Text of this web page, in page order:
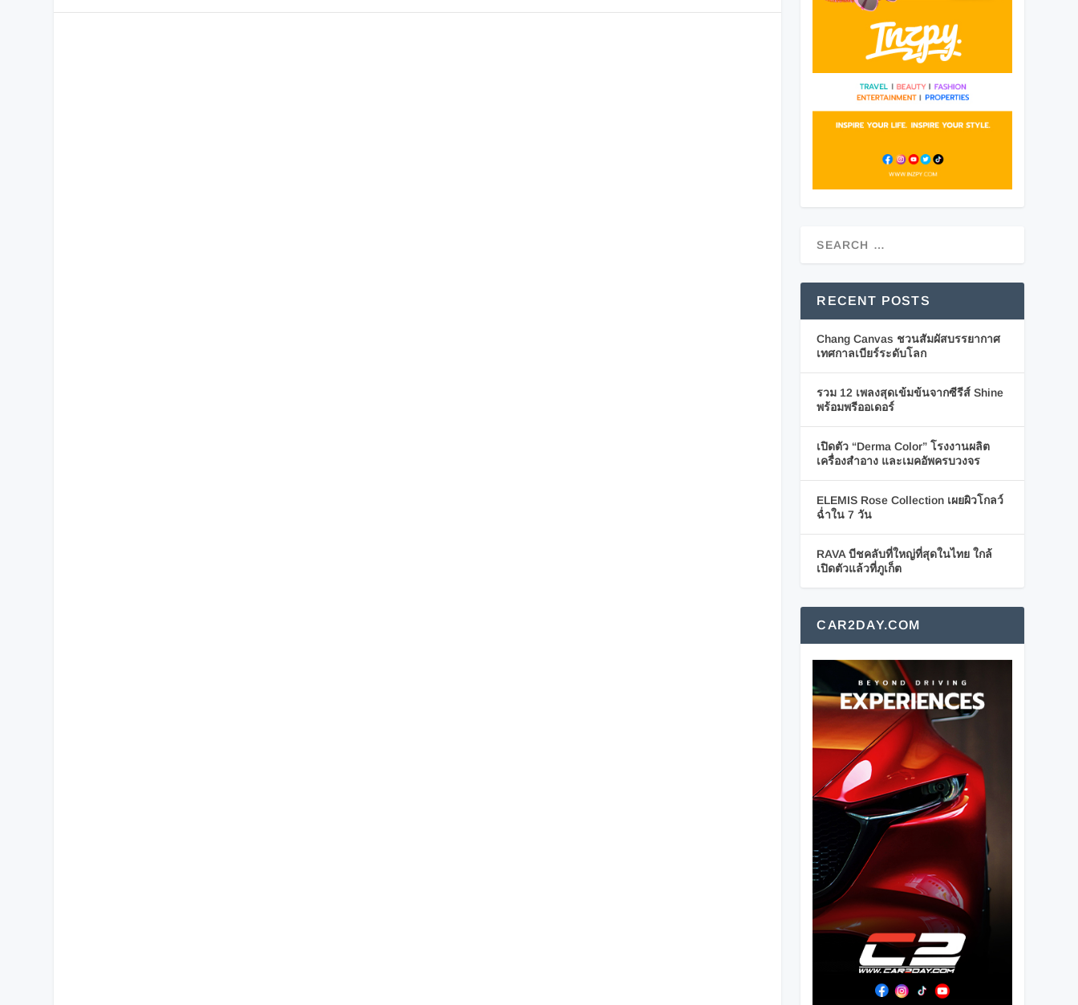
RECENT POSTS
Chang Canvas ชวนสัมผัสบรรยากาศ
เทศกาลเบียร์ระดับโลก
รวม 12 เพลงสุดเข้มข้นจากซีรีส์ Shine
พร้อมพรีออเดอร์
เปิดตัว “Derma Color” โรงงานผลิต
เครื่องสำอาง และเมคอัพครบวงจร
ELEMIS Rose Collection เผยผิวโกลว์
ฉ่ำใน 7 วัน
RAVA บีชคลับที่ใหญ่ที่สุดในไทย ใกล้
เปิดตัวแล้วที่ภูเก็ต
CAR2DAY.COM